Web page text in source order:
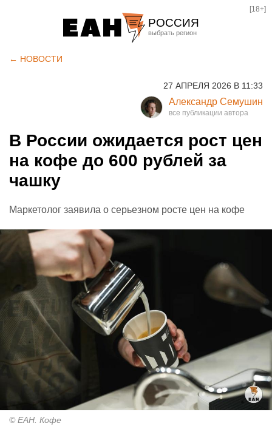
РОССИЯ
Курган
Оренбург
[18+]
← НОВОСТИ
27 АПРЕЛЯ 2026 В 11:33
Александр Семушин
В России ожидается рост цен
на кофе до 600 рублей за
чашку
Маркетолог заявила о серьезном росте цен на кофе
© ЕАН. Кофе